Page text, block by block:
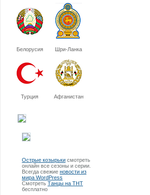
Белорусия Шри-Ланка
Турция Афганистан
Острые козырьки смотреть
онлайн все сезоны и серии.
Всегда свежие новости из
мира WordPress
Смотреть Танцы на ТНТ
бесплатно